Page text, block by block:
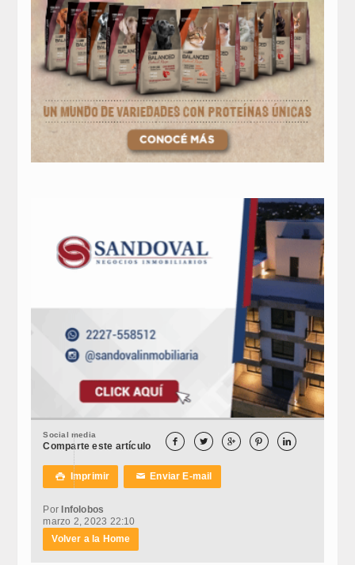
Social media
Comparte este artículo     
 Imprimir ✉Enviar E-mail
Por Infolobos
marzo 2, 2023 22:10
Volver a la Home